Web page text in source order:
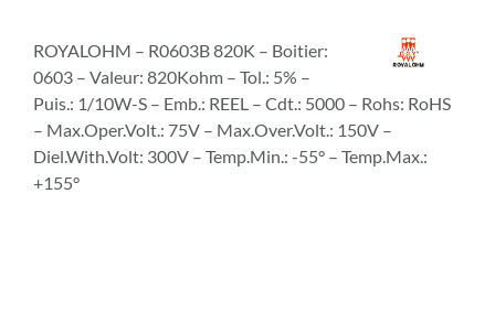
ROYALOHM – R0603B 820K – Boitier:
0603 – Valeur: 820Kohm – Tol.: 5% –
Puis.: 1/10W-S – Emb.: REEL – Cdt.: 5000 – Rohs: RoHS
– Max.Oper.Volt.: 75V – Max.Over.Volt.: 150V –
Diel.With.Volt: 300V – Temp.Min.: -55° – Temp.Max.:
+155°